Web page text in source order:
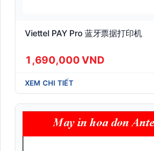
Viettel PAY Pro 蓝牙票据打印机
1,690,000 VND
XEM CHI TIẾT